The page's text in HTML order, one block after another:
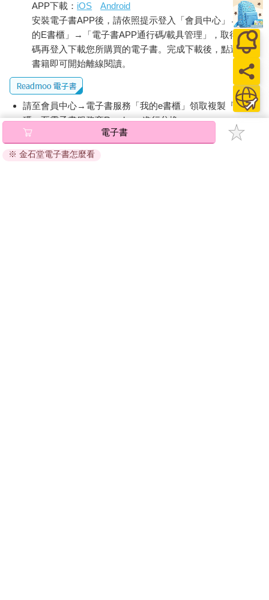
APP下載： iOS
Android
安裝電子書APP後，請依照提示登入「會員中心」→「我
的E書櫃」→「電子書APP通行碼/載具管理」，取得通行
碼再登入下載您所購買的電子書。完成下載後，點選任一
書籍即可開始離線閱讀。
請至會員中心→電子書服務「我的e書櫃」領取複製『兌換
碼』至電子書服務商Readmoo進行兌換。
退換貨須知：
因版權保護，您在金石堂所購買的電子書僅能以金石堂專屬
電子書
※ 金石堂電子書怎麼看